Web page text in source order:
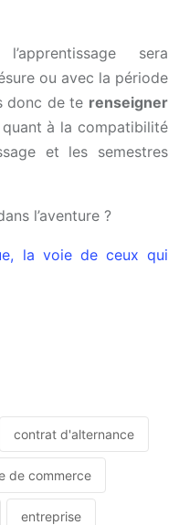
sera
ou avec la période
donc de te renseigner
à la compatibilité
et les semestres
l’aventure ?
la voie de ceux qui
contrat d'alternance
de commerce
entreprise